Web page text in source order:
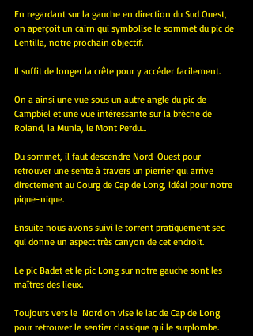
En regardant sur la gauche en direction du Sud Ouest,
on aperçoit un cairn qui symbolise le sommet du pic de
Lentilla, notre prochain objectif.
Il suffit de longer la crête pour y accéder facilement.
On a ainsi une vue sous un autre angle du pic de
Campbiel et une vue intéressante sur la brèche de
Roland, la Munia, le Mont Perdu...
Du sommet, il faut descendre Nord-Ouest pour
retrouver une sente à travers un pierrier qui arrive
directement au Gourg de Cap de Long, idéal pour notre
pique-nique.
Ensuite nous avons suivi le torrent pratiquement sec
qui donne un aspect très canyon de cet endroit.
Le pic Badet et le pic Long sur notre gauche sont les
maîtres des lieux.
Toujours vers le  Nord on vise le lac de Cap de Long
pour retrouver le sentier classique qui le surplombe.